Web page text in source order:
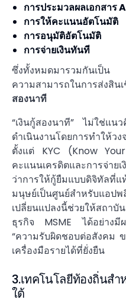
การประมวลผลเอกสาร
การให้คะแนนอัตโนมัติ
การอนุมัติอัตโนมัติ
การจ่ายเงินทันที
ซึ่งทั้งหมดมารวมกันเป็
ความสามารถในการส่งสิ
สองนาที
“เงินกู้สองนาที” ไม่ใช่แน
ดำเนินงานโดยการทำให้ว
ตั้งแต่ KYC (Know
คะแนนเครดิตและการจ่าย
ว่าการให้กู้ยืมแบบดิจิทัลที่แ
มนุษย์เป็นศูนย์สำหรับแอป
เปลี่ยนแปลงนี้ช่วยให้สถาบั
ธุรกิจ MSME ได้อย่างมี
“ความรับผิดชอบต่อสังคม
เครื่องมือรายได้ที่ยั่งยืน
3.เทคโนโลยีท้องถิ่นสำ
ใต้